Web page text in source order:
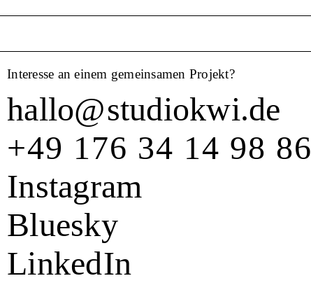
Interesse an einem gemeinsamen Projekt?
hallo@studiokwi.de
+49 176 34 14 98 86
Instagram
Bluesky
LinkedIn